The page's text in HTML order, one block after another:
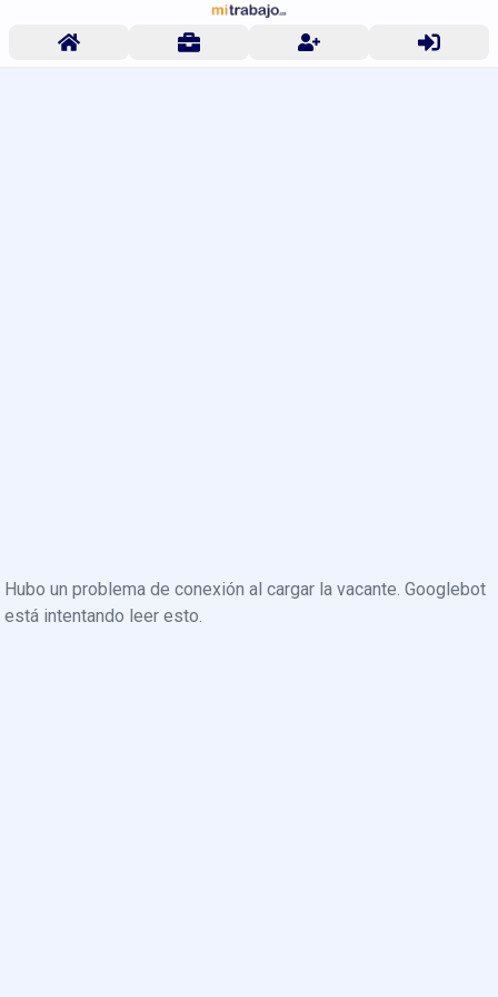
Hubo un problema de conexión al cargar la vacante. Googlebot
está intentando leer esto.